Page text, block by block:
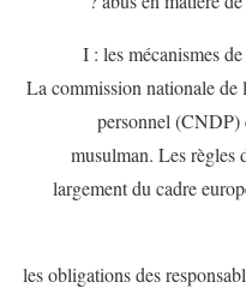
I : les mécanismes
La commission nationale de
personnel (CNDP)
musulman. Les règles
largement du cadre
1 : les obligations des